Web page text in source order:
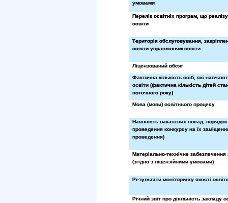
умовами
Перелік освітніх програм, що
освіти
Територія обслуговування,
освіти управлінням освіти
Ліцензований обсяг
Фактична кількість осіб, які
освіти (фактична кількість дітей
поточного року)
Мова (мови) освітнього процесу
Наявність вакантних посад, порядок
проведення конкурсу на їх
проведення)
Матеріально-технічне забезпечення
(згідно з ліцензійними умовами)
Результати моніторингу якості
Річний звіт про діяльність закладу